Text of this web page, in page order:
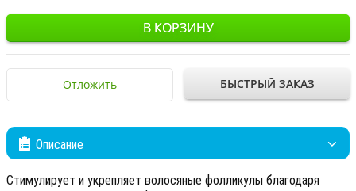
В КОРЗИНУ
Отложить БЫСТРЫЙ ЗАКАЗ
Описание
Стимулирует и укрепляет волосяные фолликулы благодаря